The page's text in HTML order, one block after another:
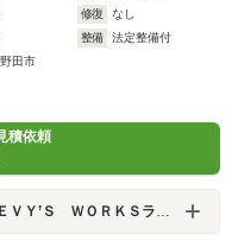
修復
なし
整備
法定整備付
田市
積依頼
ラムズボンドシェービーズワークス